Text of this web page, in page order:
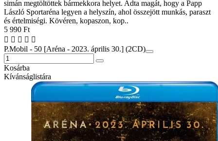
simán megtöltöttek bármekkora helyet. Adta magát, hogy a Papp
László Sportaréna legyen a helyszín, ahol összejött munkás, paraszt
és értelmiségi. Kövéren, kopaszon, kop..
5 990 Ft
P.Mobil - 50 [Aréna - 2023. április 30.] (2CD)
Kosárba
Kívánságlistára